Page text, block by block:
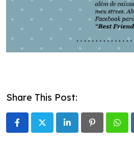
Share This Post:
LinkedInPinterest